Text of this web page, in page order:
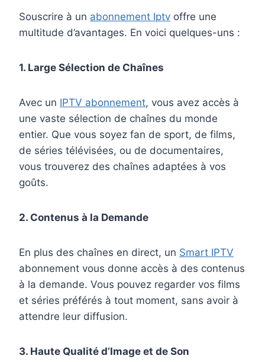
Souscrire à un abonnement Iptv offre une
multitude d’avantages. En voici quelques-uns :
1. Large Sélection de Chaînes
Avec un IPTV abonnement, vous avez accès à
une vaste sélection de chaînes du monde
entier. Que vous soyez fan de sport, de films,
de séries télévisées, ou de documentaires,
vous trouverez des chaînes adaptées à vos
goûts.
2. Contenus à la Demande
En plus des chaînes en direct, un Smart IPTV
abonnement vous donne accès à des contenus
à la demande. Vous pouvez regarder vos films
et séries préférés à tout moment, sans avoir à
attendre leur diffusion.
3. Haute Qualité d’Image et de Son